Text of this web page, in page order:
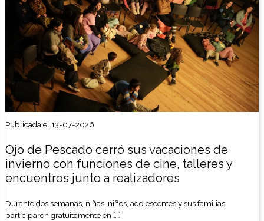
Publicada el 13-07-2026
Ojo de Pescado cerró sus vacaciones de
invierno con funciones de cine, talleres y
encuentros junto a realizadores
Durante dos semanas, niñas, niños, adolescentes y sus familias
participaron gratuitamente en […]